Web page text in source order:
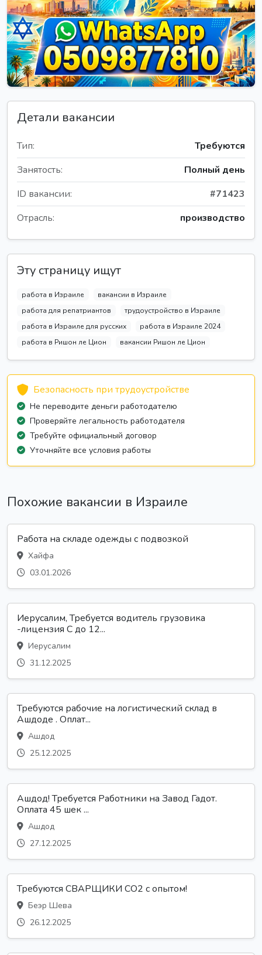
Детали вакансии
Тип:
Требуются
Занятость:
Полный день
ID вакансии:
#71423
Отрасль:
производство
Эту страницу ищут
работа в Израиле
вакансии в Израиле
работа для репатриантов
трудоустройство в Израиле
работа в Израиле для русских
работа в Израиле 2024
работа в Ришон ле Цион
вакансии Ришон ле Цион
Безопасность при трудоустройстве
Не переводите деньги работодателю
Проверяйте легальность работодателя
Требуйте официальный договор
Уточняйте все условия работы
Похожие вакансии в Израиле
Работа на складе одежды с подвозкой
Хайфа
03.01.2026
Иерусалим, Требуется водитель грузовика
-лицензия С до 12...
Иерусалим
31.12.2025
Требуются рабочие на логистический склад в
Ашдоде . Оплат...
Ашдод
25.12.2025
Ашдод! Требуется Работники на Завод Гадот.
Оплата 45 шек ...
Ашдод
27.12.2025
Требуются СВАРЩИКИ CO2 с опытом!
Беэр Шева
26.12.2025